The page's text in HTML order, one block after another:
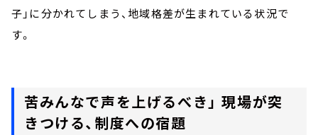
子」に分かれてしまう、地域格差が生まれている状況で
す。
苦みんなで声を上げるべき」 現場が突
きつける、制度への宿題